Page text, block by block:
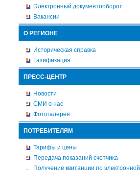
Электронный документооборот
Вакансии
О РЕГИОНЕ
Историческая справка
Газификация
ПРЕСС-ЦЕНТР
Новости
СМИ о нас
Фотогалерея
ПОТРЕБИТЕЛЯМ
Тарифы и цены
Передача показаний счетчика
Получение квитанции по электронной